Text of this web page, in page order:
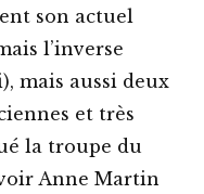
son actuel
l’inverse
mais aussi deux
et très
la troupe du
Anne Martin